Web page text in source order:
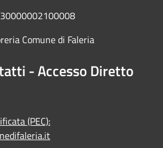
Comune di Faleria
- Accesso Diretto
(PEC):